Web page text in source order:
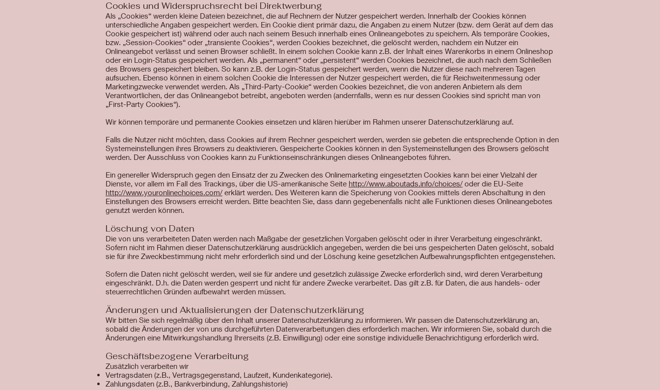
Cookies und Widerspruchsrecht bei Direktwerbung
Als „Cookies“ werden kleine Dateien bezeichnet, die auf Rechnern der Nutzer gespeichert werden. Innerhalb der Cookies können
unterschiedliche Angaben gespeichert werden. Ein Cookie dient primär dazu, die Angaben zu einem Nutzer (bzw. dem Gerät auf dem das
Cookie gespeichert ist) während oder auch nach seinem Besuch innerhalb eines Onlineangebotes zu speichern. Als temporäre Cookies,
bzw. „Session-Cookies“ oder „transiente Cookies“, werden Cookies bezeichnet, die gelöscht werden, nachdem ein Nutzer ein
Onlineangebot verlässt und seinen Browser schließt. In einem solchen Cookie kann z.B. der Inhalt eines Warenkorbs in einem Onlineshop
oder ein Login-Status gespeichert werden. Als „permanent“ oder „persistent“ werden Cookies bezeichnet, die auch nach dem Schließen
des Browsers gespeichert bleiben. So kann z.B. der Login-Status gespeichert werden, wenn die Nutzer diese nach mehreren Tagen
aufsuchen. Ebenso können in einem solchen Cookie die Interessen der Nutzer gespeichert werden, die für Reichweitenmessung oder
Marketingzwecke verwendet werden. Als „Third-Party-Cookie“ werden Cookies bezeichnet, die von anderen Anbietern als dem
Verantwortlichen, der das Onlineangebot betreibt, angeboten werden (andernfalls, wenn es nur dessen Cookies sind spricht man von
„First-Party Cookies“).
Wir können temporäre und permanente Cookies einsetzen und klären hierüber im Rahmen unserer Datenschutzerklärung auf.
Falls die Nutzer nicht möchten, dass Cookies auf ihrem Rechner gespeichert werden, werden sie gebeten die entsprechende Option in den
Systemeinstellungen ihres Browsers zu deaktivieren. Gespeicherte Cookies können in den Systemeinstellungen des Browsers gelöscht
werden. Der Ausschluss von Cookies kann zu Funktionseinschränkungen dieses Onlineangebotes führen.
Ein genereller Widerspruch gegen den Einsatz der zu Zwecken des Onlinemarketing eingesetzten Cookies kann bei einer Vielzahl der
Dienste, vor allem im Fall des Trackings, über die US-amerikanische Seite http://www.aboutads.info/choices/ oder die EU-Seite
http://www.youronlinechoices.com/ erklärt werden. Des Weiteren kann die Speicherung von Cookies mittels deren Abschaltung in den
Einstellungen des Browsers erreicht werden. Bitte beachten Sie, dass dann gegebenenfalls nicht alle Funktionen dieses Onlineangebotes
genutzt werden können.
Löschung von Daten
Die von uns verarbeiteten Daten werden nach Maßgabe der gesetzlichen Vorgaben gelöscht oder in ihrer Verarbeitung eingeschränkt.
Sofern nicht im Rahmen dieser Datenschutzerklärung ausdrücklich angegeben, werden die bei uns gespeicherten Daten gelöscht, sobald
sie für ihre Zweckbestimmung nicht mehr erforderlich sind und der Löschung keine gesetzlichen Aufbewahrungspflichten entgegenstehen.
Sofern die Daten nicht gelöscht werden, weil sie für andere und gesetzlich zulässige Zwecke erforderlich sind, wird deren Verarbeitung
eingeschränkt. D.h. die Daten werden gesperrt und nicht für andere Zwecke verarbeitet. Das gilt z.B. für Daten, die aus handels- oder
steuerrechtlichen Gründen aufbewahrt werden müssen.
Änderungen und Aktualisierungen der Datenschutzerklärung
Wir bitten Sie sich regelmäßig über den Inhalt unserer Datenschutzerklärung zu informieren. Wir passen die Datenschutzerklärung an,
sobald die Änderungen der von uns durchgeführten Datenverarbeitungen dies erforderlich machen. Wir informieren Sie, sobald durch die
Änderungen eine Mitwirkungshandlung Ihrerseits (z.B. Einwilligung) oder eine sonstige individuelle Benachrichtigung erforderlich wird.
Geschäftsbezogene Verarbeitung
Zusätzlich verarbeiten wir
Vertragsdaten (z.B., Vertragsgegenstand, Laufzeit, Kundenkategorie).
Zahlungsdaten (z.B., Bankverbindung, Zahlungshistorie)